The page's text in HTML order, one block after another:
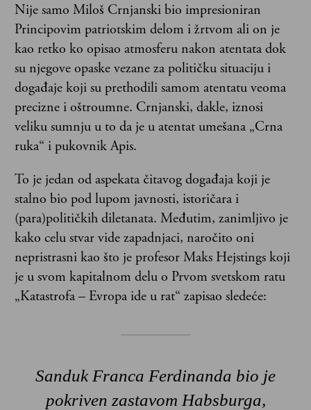
Nije samo Miloš Crnjanski bio impresioniran
Principovim patriotskim delom i žrtvom ali on je
kao retko ko opisao atmosferu nakon atentata dok
su njegove opaske vezane za političku situaciju i
događaje koji su prethodili samom atentatu veoma
precizne i oštroumne. Crnjanski, dakle, iznosi
veliku sumnju u to da je u atentat umešana „Crna
ruka“ i pukovnik Apis.
To je jedan od aspekata čitavog događaja koji je
stalno bio pod lupom javnosti, istoričara i
(para)političkih diletanata. Međutim, zanimljivo je
kako celu stvar vide zapadnjaci, naročito oni
nepristrasni kao što je profesor Maks Hejstings koji
je u svom kapitalnom delu o Prvom svetskom ratu
„Katastrofa – Evropa ide u rat“ zapisao sledeće:
Sanduk Franca Ferdinanda bio je
pokriven zastavom Habsburga,